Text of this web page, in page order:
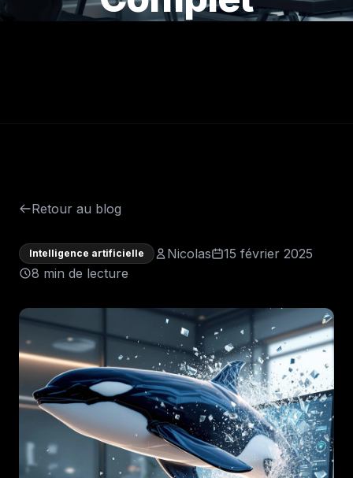
Retour au blog
Intelligence artificielle Nicolas
15 février 2025
8 min de lecture